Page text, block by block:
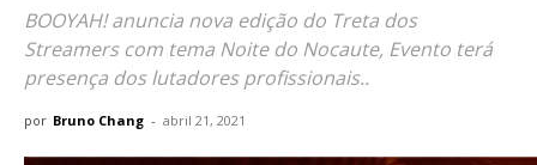
BOOYAH! anuncia nova edição do Treta dos
Streamers com tema Noite do Nocaute, Evento terá
presença dos lutadores profissionais..
por Bruno Chang - abril 21, 2021